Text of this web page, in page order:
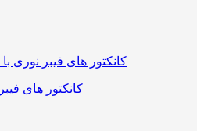
کانکتور های فیبر